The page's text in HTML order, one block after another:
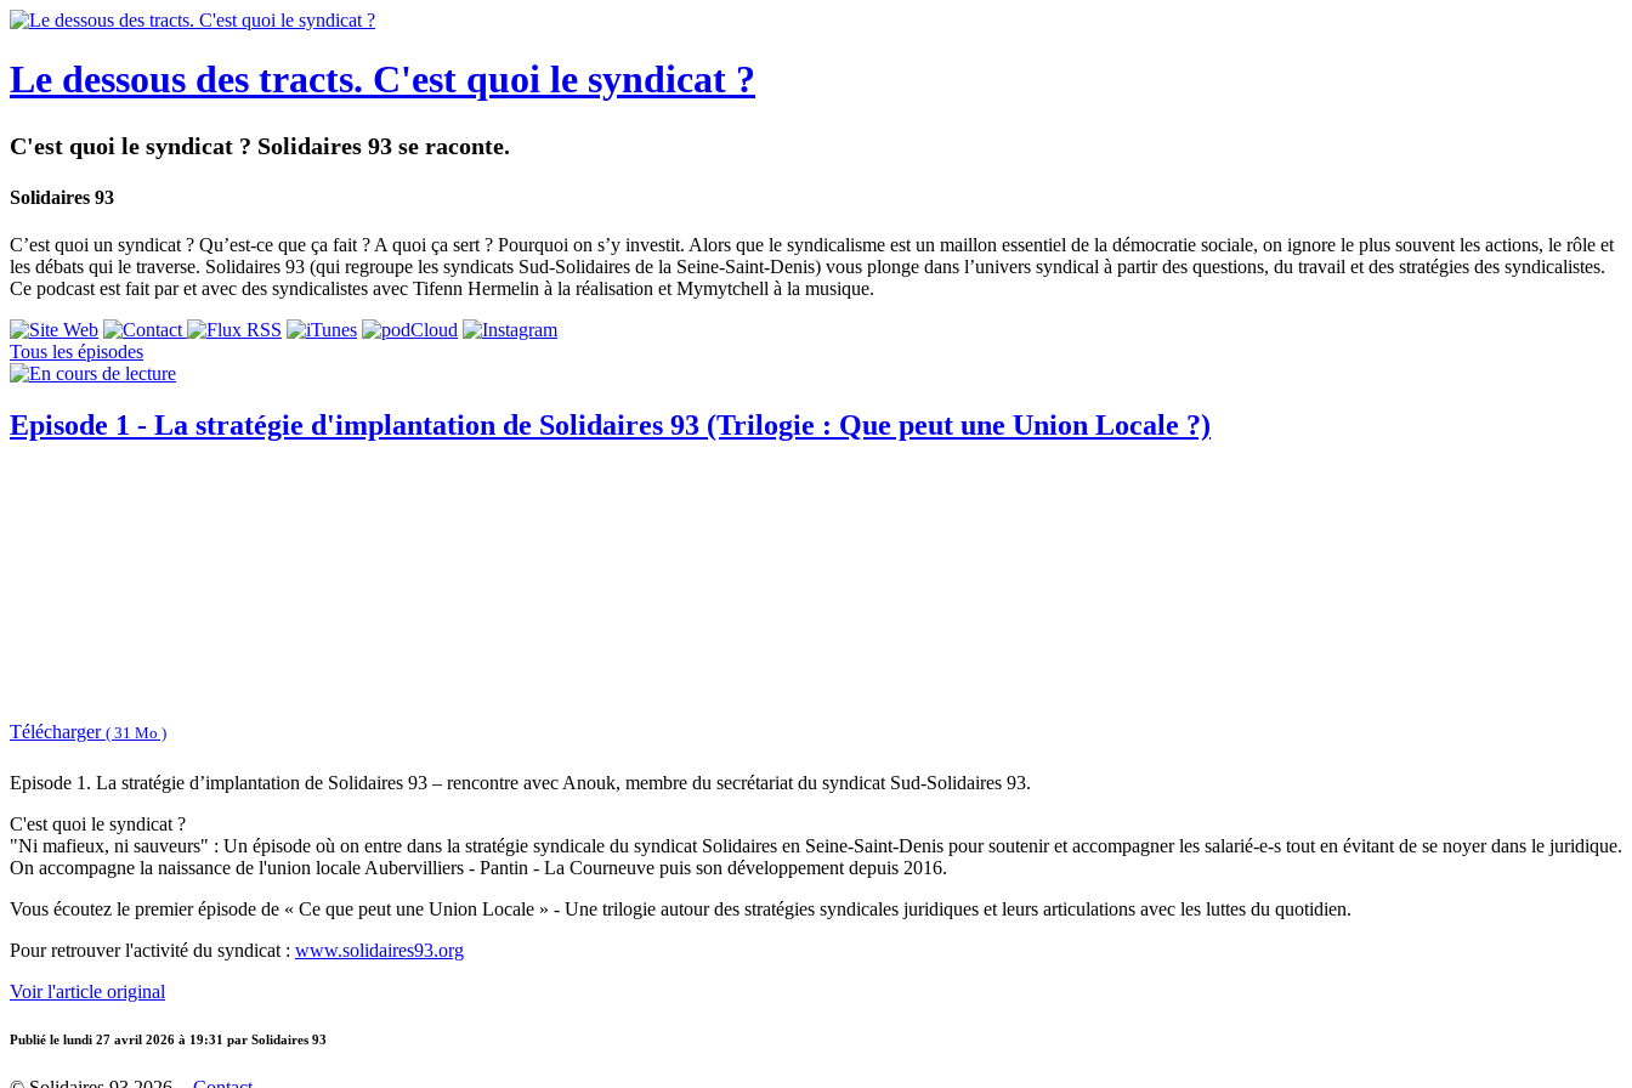
Le dessous des tracts. C'est quoi le syndicat ?
C'est quoi le syndicat ? Solidaires 93 se raconte.
Solidaires 93
C’est quoi un syndicat ? Qu’est-ce que ça fait ? A quoi ça sert ? Pourquoi on s’y investit. Alors que le syndicalisme est un maillon essentiel de la démocratie sociale, on ignore le plus souvent les actions, le rôle et
les débats qui le traverse. Solidaires 93 (qui regroupe les syndicats Sud-Solidaires de la Seine-Saint-Denis) vous plonge dans l’univers syndical à partir des questions, du travail et des stratégies des syndicalistes.
Ce podcast est fait par et avec des syndicalistes avec Tifenn Hermelin à la réalisation et Mymytchell à la musique.
Tous les épisodes
Episode 1 - La stratégie d'implantation de Solidaires 93 (Trilogie : Que peut une Union Locale ?)
Télécharger ( 31 Mo )
Episode 1. La stratégie d’implantation de Solidaires 93 – rencontre avec Anouk, membre du secrétariat du syndicat Sud-Solidaires 93.
C'est quoi le syndicat ?
"Ni mafieux, ni sauveurs" : Un épisode où on entre dans la stratégie syndicale du syndicat Solidaires en Seine-Saint-Denis pour soutenir et accompagner les salarié-e-s tout en évitant de se noyer dans le juridique.
On accompagne la naissance de l'union locale Aubervilliers - Pantin - La Courneuve puis son développement depuis 2016.
Vous écoutez le premier épisode de « Ce que peut une Union Locale » - Une trilogie autour des stratégies syndicales juridiques et leurs articulations avec les luttes du quotidien.
Pour retrouver l'activité du syndicat : www.solidaires93.org
Voir l'article original
Publié le lundi 27 avril 2026 à 19:31 par Solidaires 93